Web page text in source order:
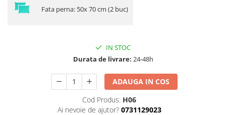
Fata perna: 50x 70 cm (2 buc)
IN STOC
Durata de livrare: 24-48h
ADAUGA IN COS
Cod Produs: H06
Ai nevoie de ajutor? 0731129023